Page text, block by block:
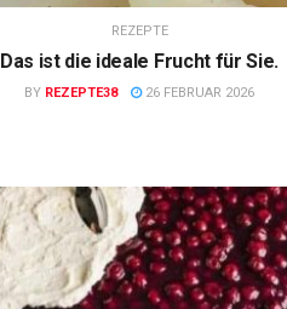
REZEPTE
Das ist die ideale Frucht für Sie.
BY REZEPTE38 26 FEBRUAR 2026